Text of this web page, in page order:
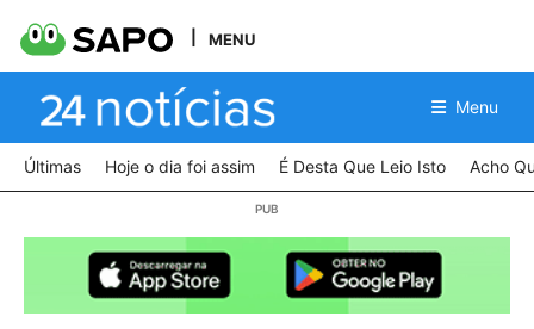
MENU
Menu
Últimas Hoje o dia foi assim É Desta Que Leio Isto Acho